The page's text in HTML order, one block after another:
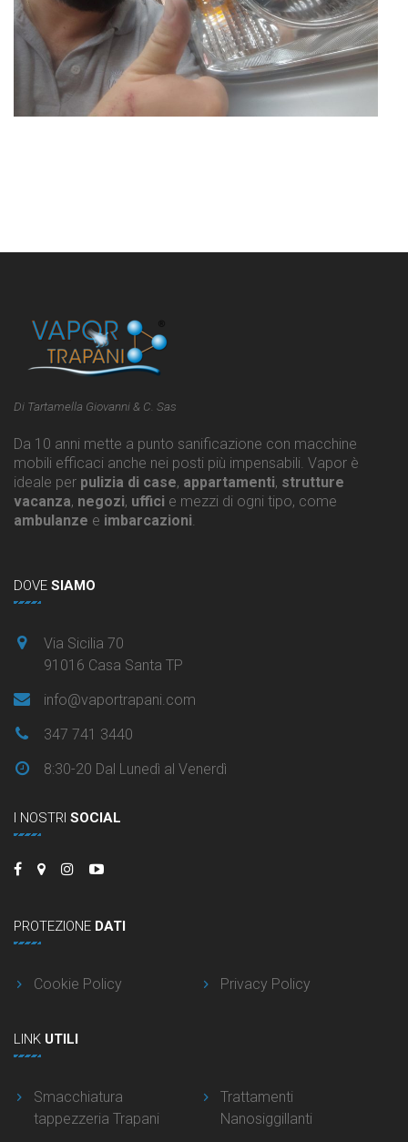
Di Tartamella Giovanni & C. Sas
Da 10 anni mette a punto sanificazione con macchine
mobili efficaci anche nei posti più impensabili. Vapor è
ideale per pulizia di case, appartamenti, strutture
vacanza, negozi, uffici e mezzi di ogni tipo, come
ambulanze e imbarcazioni.
DOVE SIAMO
Via Sicilia 70
91016 Casa Santa TP
info@vaportrapani.com
347 741 3440
8:30-20 Dal Lunedì al Venerdì
I NOSTRI SOCIAL
PROTEZIONE DATI
Cookie Policy Privacy Policy
LINK UTILI
Smacchiatura
tappezzeria Trapani
Trattamenti
Nanosiggillanti